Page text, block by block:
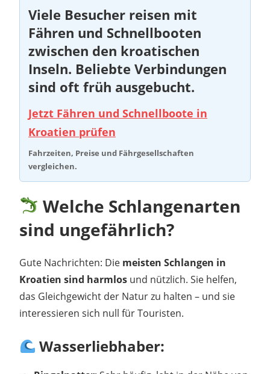
Viele Besucher reisen mit
Fähren und Schnellbooten
zwischen den kroatischen
Inseln. Beliebte Verbindungen
sind oft früh ausgebucht.
Jetzt Fähren und Schnellboote in
Kroatien prüfen
Fahrzeiten, Preise und Fährgesellschaften
vergleichen.
Welche Schlangenarten
sind ungefährlich?
Gute Nachrichten: Die meisten Schlangen in
Kroatien sind harmlos und nützlich. Sie helfen,
das Gleichgewicht der Natur zu halten – und sie
interessieren sich null für Touristen.
Wasserliebhaber: